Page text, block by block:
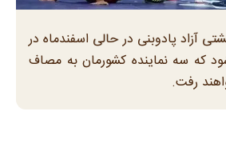
آزاد پادوبنی در حالی اسفندماه در
که سه نماینده کشورمان به مصاف
رفت.